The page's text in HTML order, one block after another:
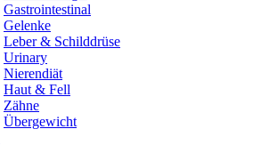
Gastrointestinal
Gelenke
Leber & Schilddrüse
Urinary
Nierendiät
Haut & Fell
Zähne
Übergewicht